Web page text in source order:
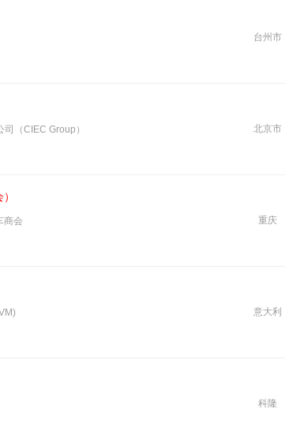
台州市
（CIEC Group） 北京市
商会 重庆
意大利
科隆